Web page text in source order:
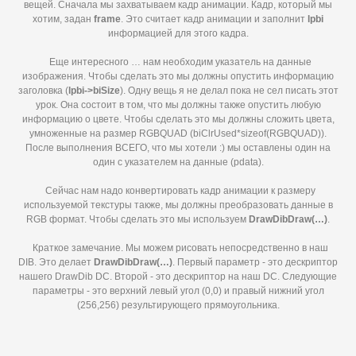
вещей. Сначала мы захватываем кадр анимации. Кадр, который мы
хотим, задан frame. Это считает кадр анимации и заполнит lpbi
информацией для этого кадра.
Еще интересного … нам необходим указатель на данные
изображения. Чтобы сделать это мы должны опустить информацию
заголовка (lpbi->biSize). Одну вещь я не делал пока не сел писать этот
урок. Она состоит в том, что мы должны также опустить любую
информацию о цвете. Чтобы сделать это мы должны сложить цвета,
умноженные на размер RGBQUAD (biClrUsed*sizeof(RGBQUAD)).
После выполнения ВСЕГО, что мы хотели :) мы оставлены один на
один с указателем на данные (pdata).
Сейчас нам надо конвертировать кадр анимации к размеру
используемой текстуры также, мы должны преобразовать данные в
RGB формат. Чтобы сделать это мы используем DrawDibDraw(…).
Краткое замечание. Мы можем рисовать непосредственно в наш
DIB. Это делает DrawDibDraw(…). Первый параметр - это дескриптор
нашего DrawDib DC. Второй - это дескриптор на наш DC. Следующие
параметры - это верхний левый угол (0,0) и правый нижний угол
(256,256) результирующего прямоугольника.